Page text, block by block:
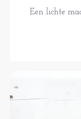
Een lichte